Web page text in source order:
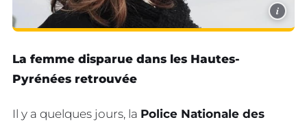
i
La femme disparue dans les Hautes-
Pyrénées retrouvée
Il y a quelques jours, la Police Nationale des